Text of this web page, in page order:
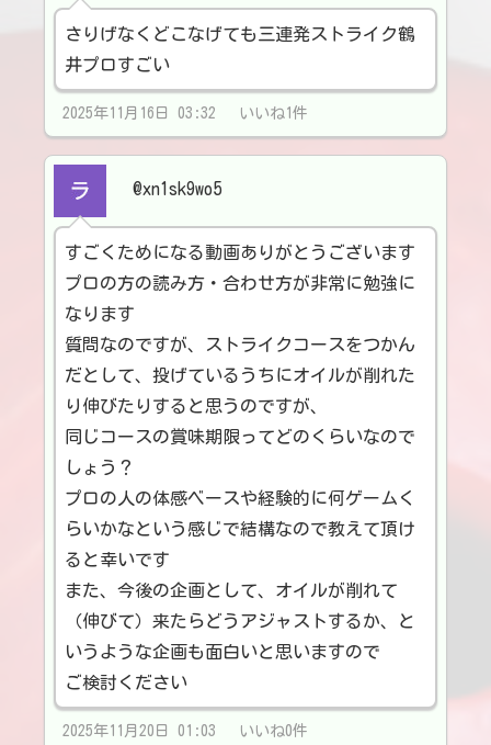
さりげなくどこなげても三連発ストライク鶴
井プロすごい
2025年11月16日 03:32 いいね1件
@xn1sk9wo5
すごくためになる動画ありがとうございます
プロの方の読み方・合わせ方が非常に勉強に
なります
質問なのですが、ストライクコースをつかん
だとして、投げているうちにオイルが削れた
り伸びたりすると思うのですが、
同じコースの賞味期限ってどのくらいなので
しょう？
プロの人の体感ベースや経験的に何ゲームく
らいかなという感じで結構なので教えて頂け
ると幸いです
また、今後の企画として、オイルが削れて
（伸びて）来たらどうアジャストするか、と
いうような企画も面白いと思いますので
ご検討ください
2025年11月20日 01:03 いいね0件